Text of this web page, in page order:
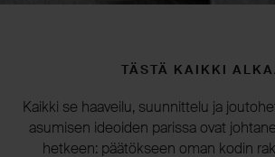
TÄSTÄ KAIKKI
Kaikki se haaveilu, suunnittelu ja
asumisen ideoiden parissa ovat
hetkeen: päätökseen oman kodin